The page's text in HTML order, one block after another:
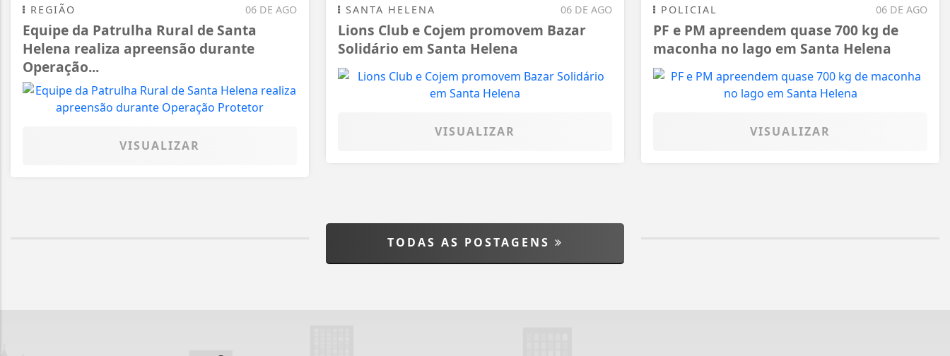
06 DE AGO
REGIÃO
Equipe da Patrulha Rural de Santa
Helena realiza apreensão durante
Operação...
VISUALIZAR
06 DE AGO
SANTA HELENA
Lions Club e Cojem promovem Bazar
Solidário em Santa Helena
VISUALIZAR
06 DE AGO
POLICIAL
PF e PM apreendem quase 700 kg de
maconha no lago em Santa Helena
VISUALIZAR
TODAS AS POSTAGENS